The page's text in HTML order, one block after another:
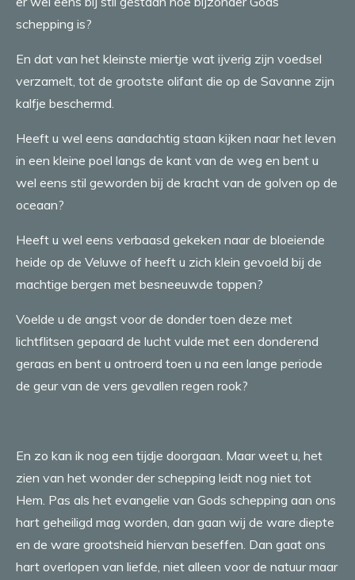
schepping is?
En dat van het kleinste miertje wat ijverig zijn voedsel
verzamelt, tot de grootste olifant die op de Savanne zijn
kalfje beschermd.
Heeft u wel eens aandachtig staan kijken naar het leven
in een kleine poel langs de kant van de weg en bent u
wel eens stil geworden bij de kracht van de golven op de
oceaan?
Heeft u wel eens verbaasd gekeken naar de bloeiende
heide op de Veluwe of heeft u zich klein gevoeld bij de
machtige bergen met besneeuwde toppen?
Voelde u de angst voor de donder toen deze met
lichtflitsen gepaard de lucht vulde met een donderend
geraas en bent u ontroerd toen u na een lange periode
de geur van de vers gevallen regen rook?
En zo kan ik nog een tijdje doorgaan. Maar weet u, het
zien van het wonder der schepping leidt nog niet tot
Hem. Pas als het evangelie van Gods schepping aan ons
hart geheiligd mag worden, dan gaan wij de ware diepte
en de ware grootsheid hiervan beseffen. Dan gaat ons
hart overlopen van liefde, niet alleen voor de natuur maar